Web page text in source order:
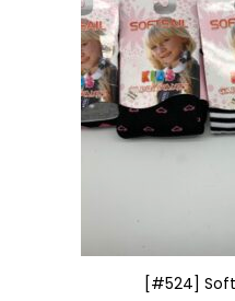
[#524]